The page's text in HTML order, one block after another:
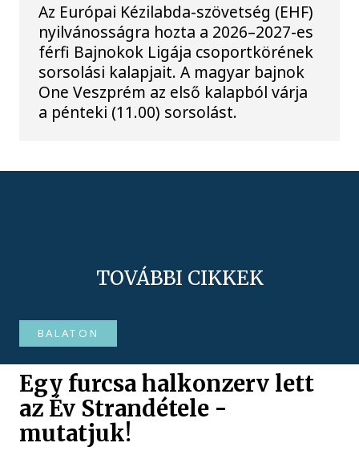
Az Európai Kézilabda-szövetség (EHF)
nyilvánosságra hozta a 2026–2027-es
férfi Bajnokok Ligája csoportkörének
sorsolási kalapjait. A magyar bajnok
One Veszprém az első kalapból várja
a pénteki (11.00) sorsolást.
TOVÁBBI CIKKEK
BALATON
Egy furcsa halkonzerv lett
az Év Strandétele -
mutatjuk!